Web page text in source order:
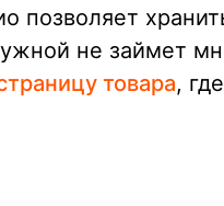
позволяет
не займет
товара,